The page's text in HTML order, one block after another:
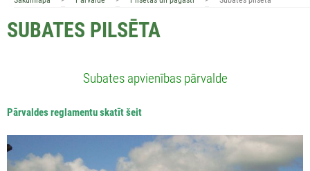
SUBATES PILSĒTA
Subates apvienības pārvalde
Pārvaldes reglamentu skatīt šeit